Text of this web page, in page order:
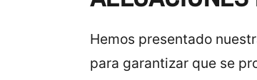
Hemos presentado
para garantizar que se